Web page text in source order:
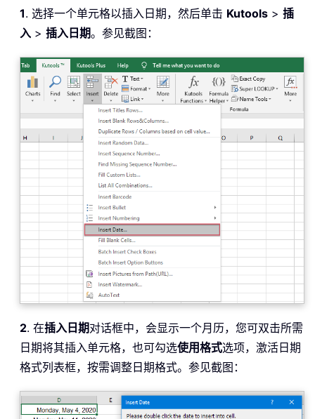
1. 选择一个单元格以插入日期，然后单击 Kutools > 插
入 > 插入日期。参见截图：
2. 在插入日期对话框中，会显示一个月历，您可双击所需
日期将其插入单元格，也可勾选使用格式选项，激活日期
格式列表框，按需调整日期格式。参见截图：